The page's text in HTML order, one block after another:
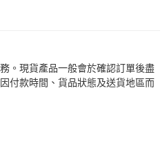
。現貨產品一般會於確認訂單後盡
付款時間、貨品狀態及送貨地區而